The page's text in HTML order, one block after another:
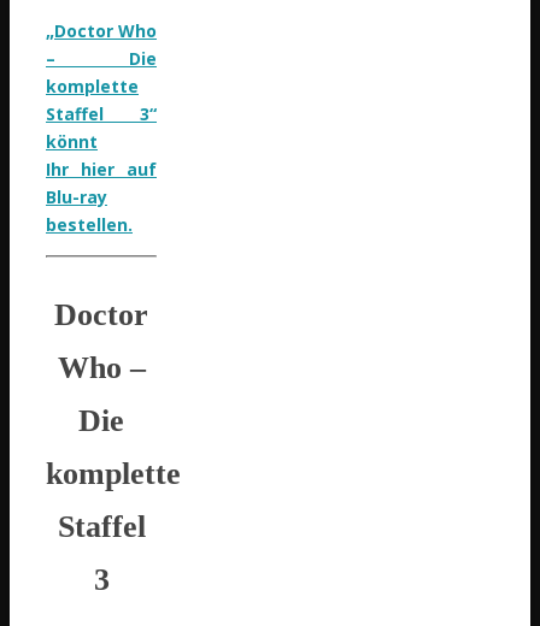
„Doctor Who
– Die
komplette
Staffel 3“
könnt
Ihr hier auf
Blu-ray
bestellen.
Doctor
Who –
Die
komplette
Staffel
3